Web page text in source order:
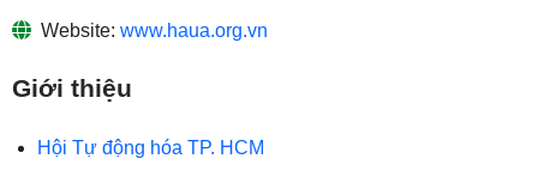
Website: www.haua.org.vn
Giới thiệu
Hội Tự động hóa TP. HCM